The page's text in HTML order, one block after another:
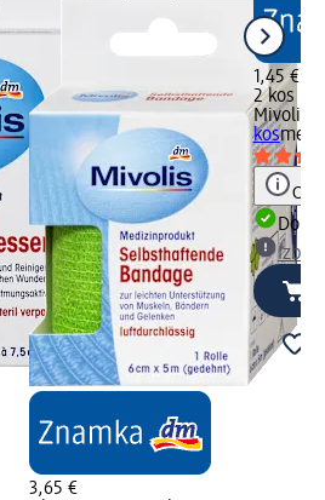
3,65 €
1,45 €
2 kos
Mivolis
kos